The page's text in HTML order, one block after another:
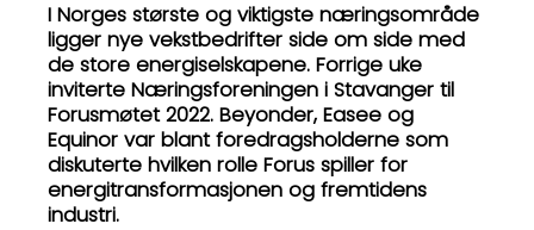
I Norges største og viktigste næringsområde
ligger nye vekstbedrifter side om side med
de store energiselskapene. Forrige uke
inviterte Næringsforeningen i Stavanger til
Forusmøtet 2022. Beyonder, Easee og
Equinor var blant foredragsholderne som
diskuterte hvilken rolle Forus spiller for
energitransformasjonen og fremtidens
industri.